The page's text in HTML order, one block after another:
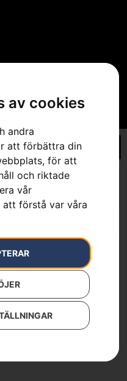
av cookies
andra
att förbättra din
för att
och riktade
vår
förstå var våra